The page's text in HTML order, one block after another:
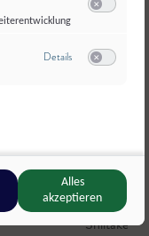
Shiitake-
Detailszu Meta Pixel
Alles
akzeptieren